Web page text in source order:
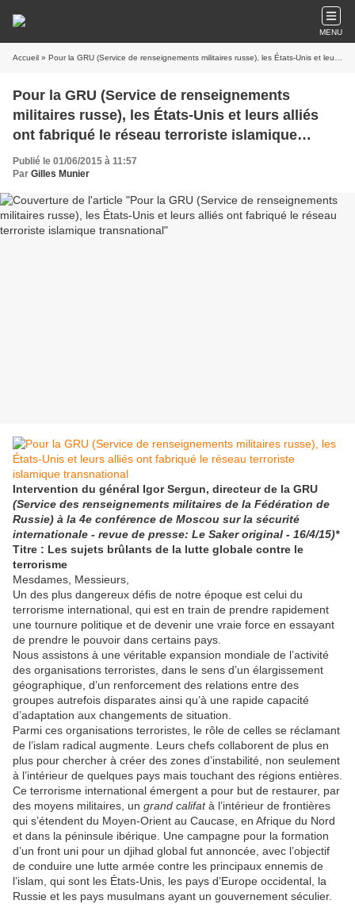
MENU
Accueil » Pour la GRU (Service de renseignements militaires russe), les États-Unis et leurs alliés ont fabriqué le réseau terroriste islamique transnational
Pour la GRU (Service de renseignements
militaires russe), les États-Unis et leurs alliés
ont fabriqué le réseau terroriste islamique
transnational
Publié le 01/06/2015 à 11:57
Par Gilles Munier
Intervention du général Igor Sergun, directeur de la GRU
(Service des renseignements militaires de la Fédération de
Russie) à la 4e conférence de Moscou sur la sécurité
internationale - revue de presse: Le Saker original - 16/4/15)*
Titre : Les sujets brûlants de la lutte globale contre le
terrorisme
Mesdames, Messieurs,
Un des plus dangereux défis de notre époque est celui du
terrorisme international, qui est en train de prendre rapidement
une tournure politique et de devenir une vraie force en essayant
de prendre le pouvoir dans certains pays.
Nous assistons à une véritable expansion mondiale de l’activité
des organisations terroristes, dans le sens d’un élargissement
géographique, d’un renforcement des relations entre des
groupes autrefois disparates ainsi qu’à une rapide capacité
d’adaptation aux changements de situation.
Parmi ces organisations terroristes, le rôle de celles se réclamant
de l’islam radical augmente. Leurs chefs collaborent de plus en
plus pour chercher à créer des zones d’instabilité, non seulement
à l’intérieur de quelques pays mais touchant des régions entières.
Ce terrorisme international émergent a pour but de restaurer, par
des moyens militaires, un grand califatà l’intérieur de frontières
qui s’étendent du Moyen-Orient au Caucase, en Afrique du Nord
et dans la péninsule ibérique. Une campagne pour la formation
d’un front uni pour un djihad global fut annoncée, avec l’objectif
de conduire une lutte armée contre les principaux ennemis de
l’islam, qui sont les États-Unis, les pays d’Europe occidental, la
Russie et les pays musulmans ayant un gouvernement séculier.